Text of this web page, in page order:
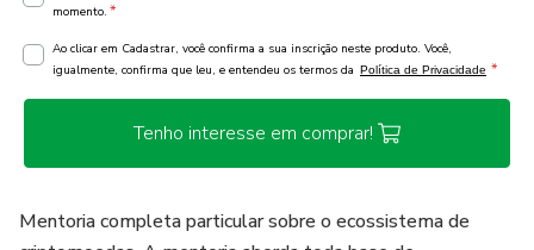
momento. *
Ao clicar em Cadastrar, você confirma a sua inscrição neste produto. Você,
igualmente, confirma que leu, e entendeu os termos da Política de Privacidade *
Tenho interesse em comprar!
Mentoria completa particular sobre o ecossistema de